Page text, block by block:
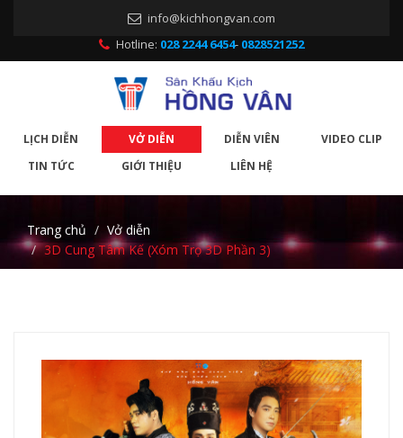
info@kichhongvan.com
Hotline: 028 2244 6454- 0828521252
LỊCH DIỄN VỞ DIỄN DIỄN VIÊN
VIDEO CLIP
TIN TỨC
GIỚI THIỆU LIÊN HỆ
Trang chủ
Vở diễn
3D Cung Tâm Kế (Xóm Trọ 3D Phần 3)